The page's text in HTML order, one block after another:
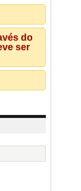
do
ser